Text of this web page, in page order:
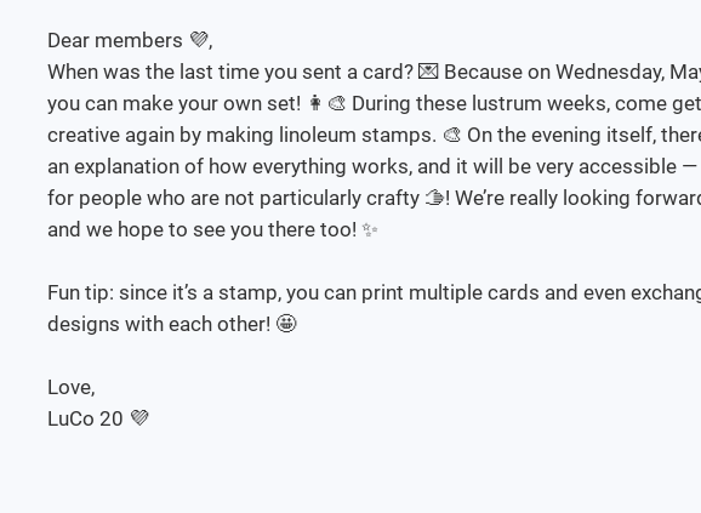
Dear members 💜,
When was the last time you sent a card? 💌 Because on Wednesday,
you can make your own set! 👩‍🎨 During these lustrum weeks, come get
creative again by making linoleum stamps. 🎨 On the evening itself,
an explanation of how everything works, and it will be very accessible —
for people who are not particularly crafty 🫱! We’re really looking
and we hope to see you there too! ✨
Fun tip: since it’s a stamp, you can print multiple cards and even
designs with each other! 🤩
Love,
LuCo 20 💜